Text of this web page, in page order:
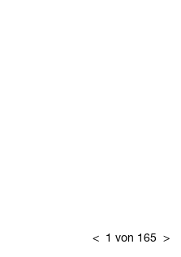
< 1 von 165 >